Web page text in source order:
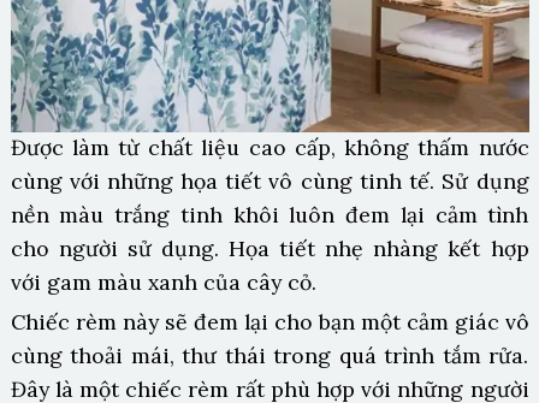
Được làm từ chất liệu cao cấp, không thấm nước
cùng với những họa tiết vô cùng tinh tế. Sử dụng
nền màu trắng tinh khôi luôn đem lại cảm tình
cho người sử dụng. Họa tiết nhẹ nhàng kết hợp
với gam màu xanh của cây cỏ.
Chiếc rèm này sẽ đem lại cho bạn một cảm giác vô
cùng thoải mái, thư thái trong quá trình tắm rửa.
Đây là một chiếc rèm rất phù hợp với những người